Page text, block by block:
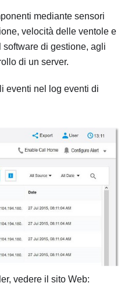
mediante sensori
velocità delle ventole e
di gestione, agli
di un server.
eventi nel log eventi di
, vedere il sito Web: